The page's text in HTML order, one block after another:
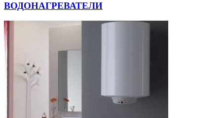
ВОДОНАГРЕВАТЕЛИ